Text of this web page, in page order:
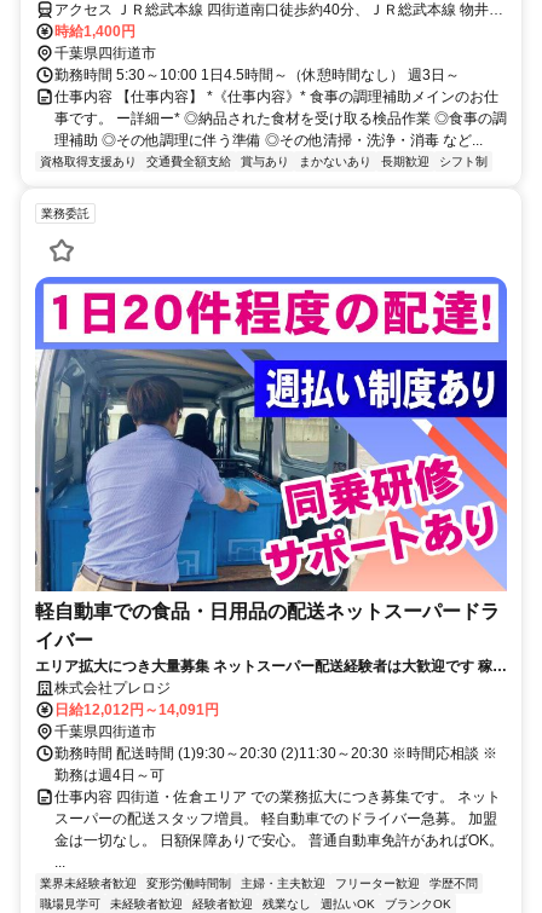
アクセス ＪＲ総武本線 四街道南口徒歩約40分、ＪＲ総武本線 物井西
口徒歩約43分、千葉都市モノレール２号線 千城台北出入口1徒歩約56
分 ＪＲ総武本線 四街道駅 車８分
時給1,400円
千葉県四街道市
勤務時間 5:30～10:00 1日4.5時間～（休憩時間なし） 週3日～
仕事内容 【仕事内容】 *《仕事内容》* 食事の調理補助メインのお仕
事です。 ー詳細ー* ◎納品された食材を受け取る検品作業 ◎食事の調
理補助 ◎その他調理に伴う準備 ◎その他清掃・洗浄・消毒 など...
資格取得支援あり 交通費全額支給 賞与あり まかないあり 長期歓迎 シフト制
業務委託
軽自動車での食品・日用品の配送ネットスーパードラ
イバー
エリア拡大につき大量募集 ネットスーパー配送経験者は大歓迎です 稼ぎ
たい方、高収入も可能です
株式会社プレロジ
日給12,012円～14,091円
千葉県四街道市
勤務時間 配送時間 (1)9:30～20:30 (2)11:30～20:30 ※時間応相談 ※
勤務は週4日～可
仕事内容 四街道・佐倉エリア での業務拡大につき募集です。 ネット
スーパーの配送スタッフ増員。 軽自動車でのドライバー急募。 加盟
金は一切なし。 日額保障ありで安心。 普通自動車免許があればOK。
...
業界未経験者歓迎 変形労働時間制 主婦・主夫歓迎 フリーター歓迎
学歴不問
職場見学可
未経験者歓迎 経験者歓迎 残業なし 週払いOK
ブランクOK